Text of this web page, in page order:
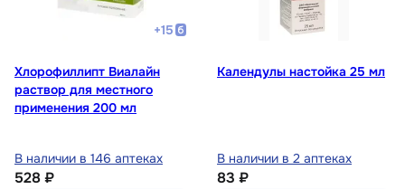
+15
Хлорофиллипт Виалайн
раствор для местного
применения 200 мл
В наличии в 146 аптеках
528 ₽
Календулы настойка 25 мл
В наличии в 2 аптеках
83 ₽